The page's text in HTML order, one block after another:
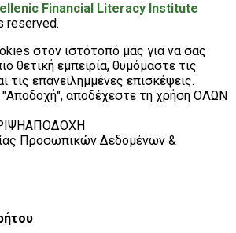
Financial Literacy Institute
reserved.
στον ιστότοπό μας για να σας
θετική εμπειρία, θυμόμαστε τις
τις επανειλημμένες επισκέψεις.
"Αποδοχή", αποδέχεστε τη χρήση ΟΛΩΝ
ΑΠΟΔΟΧΗ
Προσωπικών Δεδομένων &